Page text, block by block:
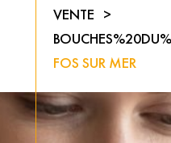
VENTE
FOS SUR MER